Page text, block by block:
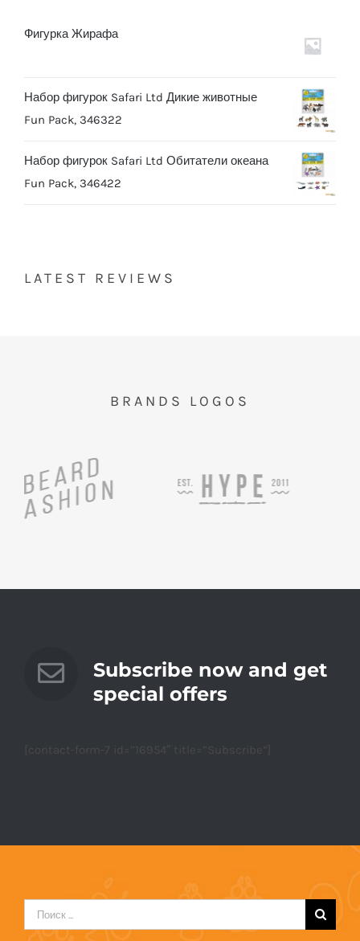
Фигурка Жирафа
Набор фигурок Safari Ltd Дикие животные
Fun Pack, 346322
Набор фигурок Safari Ltd Обитатели океана
Fun Pack, 346422
LATEST REVIEWS
BRANDS LOGOS
Subscribe now and get
special offers
[contact-form-7 id=”16954″ title=”Subscribe”]
Результат
поиска: